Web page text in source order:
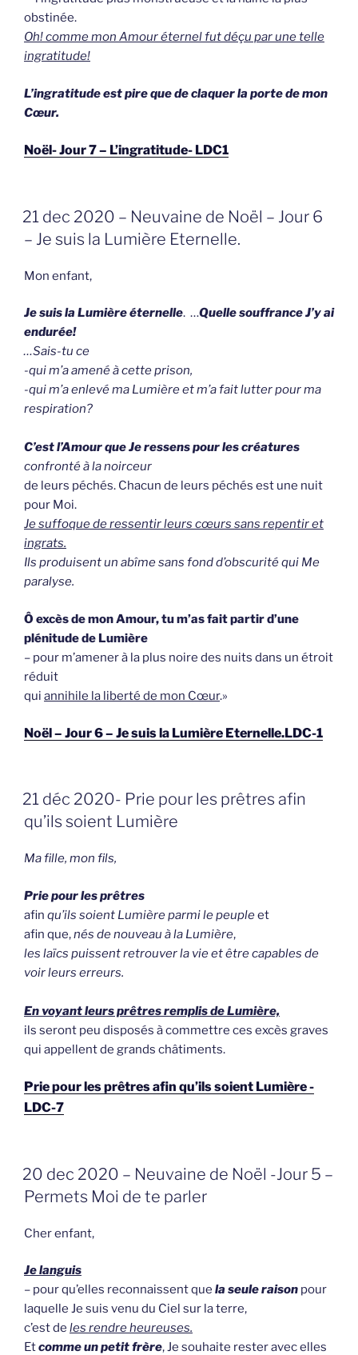
obstinée.
Oh! comme mon Amour éternel fut déçu par une telle
ingratitude!
L’ingratitude est pire que de claquer la porte de mon
Cœur.
Noël- Jour 7 – L’ingratitude- LDC1
GEPLAATST
OP
21 dec 2020 – Neuvaine de Noël – Jour 6
– Je suis la Lumière Eternelle.
Mon enfant,
Je suis la Lumière éternelle. …Quelle souffrance J’y ai
endurée!
…Sais-tu ce
-qui m’a amené à cette prison,
-qui m’a enlevé ma Lumière et m’a fait lutter pour ma
respiration?
C’est l’Amour que Je ressens pour les créatures
confronté à la noirceur
de leurs péchés. Chacun de leurs péchés est une nuit
pour Moi.
Je suffoque de ressentir leurs cœurs sans repentir et
ingrats.
Ils produisent un abîme sans fond d’obscurité qui Me
paralyse.
Ô excès de mon Amour, tu m’as fait partir d’une
plénitude de Lumière
– pour m’amener à la plus noire des nuits dans un étroit
réduit
qui annihile la liberté de mon Cœur.»
Noël – Jour 6 – Je suis la Lumière Eternelle.LDC-1
GEPLAATST
OP
21 déc 2020- Prie pour les prêtres afin
qu’ils soient Lumière
Ma fille, mon fils,
Prie pour les prêtres
afin qu’ils soient Lumière parmi le peupleet
afin que,nés de nouveau à la Lumière,
les laïcs puissent retrouver la vie et être capables de
voir leurs erreurs.
En voyant leurs prêtres remplis de Lumière,
ils seront peu disposés à commettre ces excès graves
qui appellent de grands châtiments.
Prie pour les prêtres afin qu’ils soient Lumière -
LDC-7
GEPLAATST
OP
20 dec 2020 – Neuvaine de Noël -Jour 5 –
Permets Moi de te parler
Cher enfant,
Je languis
– pour qu’elles reconnaissent que la seule raison pour
laquelle Je suis venu du Ciel sur la terre,
c’est de les rendre heureuses.
Etcomme un petit frère, Je souhaite rester avec elles